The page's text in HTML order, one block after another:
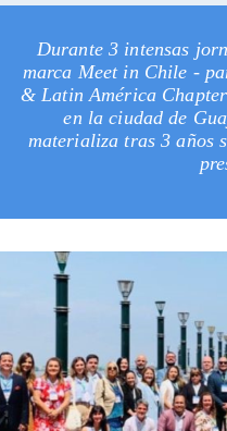
Durante 3 intensas
marca Meet in Chile -
& Latin América
en la ciudad de
materializa tras 3 años